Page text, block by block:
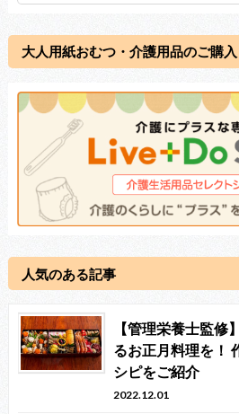
大人用紙おむつ・介護用品のご購入
人気のある記事
【管理栄養士監修
るお正月料理を！
シピをご紹介
2022.12.01